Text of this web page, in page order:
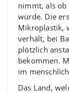
nimmt, als ob
würde. Die
Mikroplastik,
verhält, bei
plötzlich
bekommen.
im
Das Land,